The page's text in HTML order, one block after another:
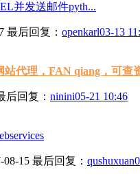
并发送邮件pyth...
最后回复： openkarl03-13
站代理，FAN qiang，可查
后回复： ninini05-21 10:46
08-15 最后回复： qushuxuan